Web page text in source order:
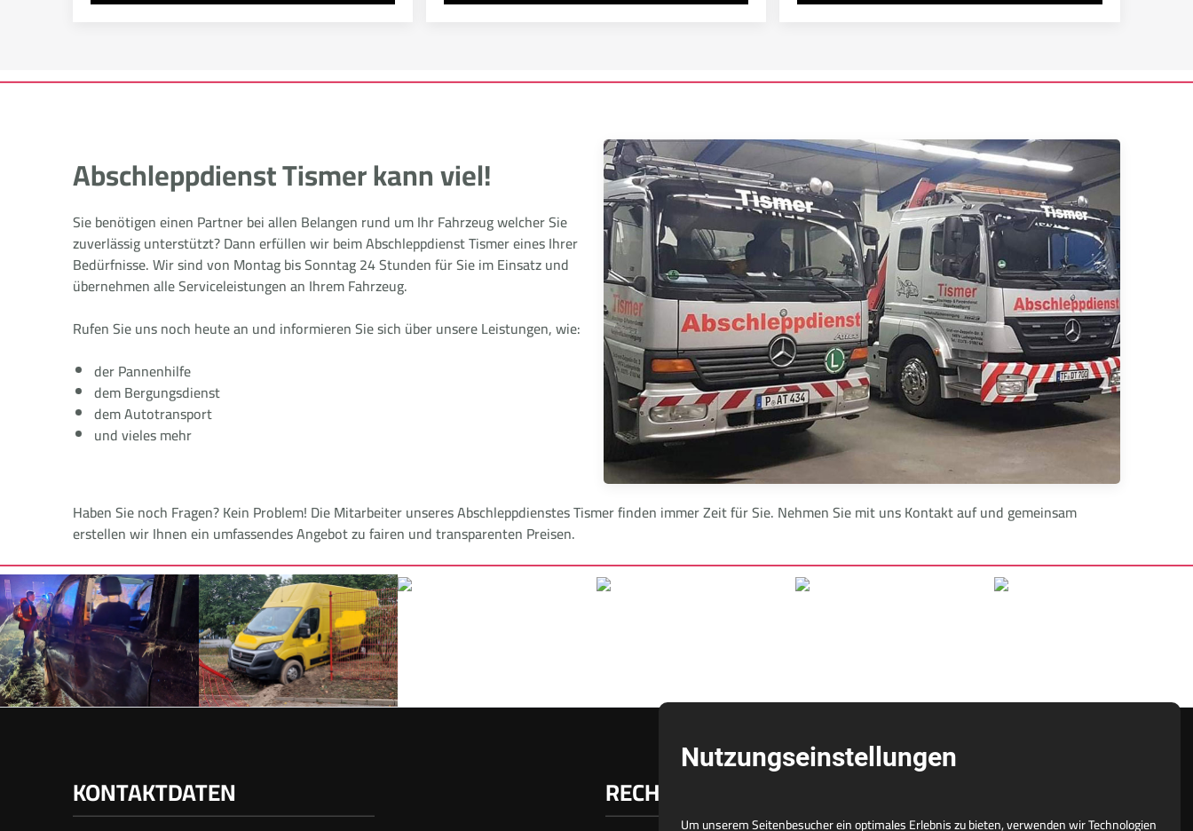
Nutzungseinstellungen
Um unserem Seitenbesucher ein optimales Erlebnis zu bieten, verwenden wir Technologien
Abschleppdienst Tismer kann viel!
Sie benötigen einen Partner bei allen Belangen rund um Ihr Fahrzeug welcher Sie
zuverlässig unterstützt? Dann erfüllen wir beim Abschleppdienst Tismer eines Ihrer
Bedürfnisse. Wir sind von Montag bis Sonntag 24 Stunden für Sie im Einsatz und
übernehmen alle Serviceleistungen an Ihrem Fahrzeug.
Rufen Sie uns noch heute an und informieren Sie sich über unsere Leistungen, wie:
der Pannenhilfe
dem Bergungsdienst
dem Autotransport
und vieles mehr
Haben Sie noch Fragen? Kein Problem! Die Mitarbeiter unseres Abschleppdienstes Tismer finden immer Zeit für Sie. Nehmen Sie mit uns Kontakt auf und gemeinsam
erstellen wir Ihnen ein umfassendes Angebot zu fairen und transparenten Preisen.
KONTAKTDATEN RECHTLICHES